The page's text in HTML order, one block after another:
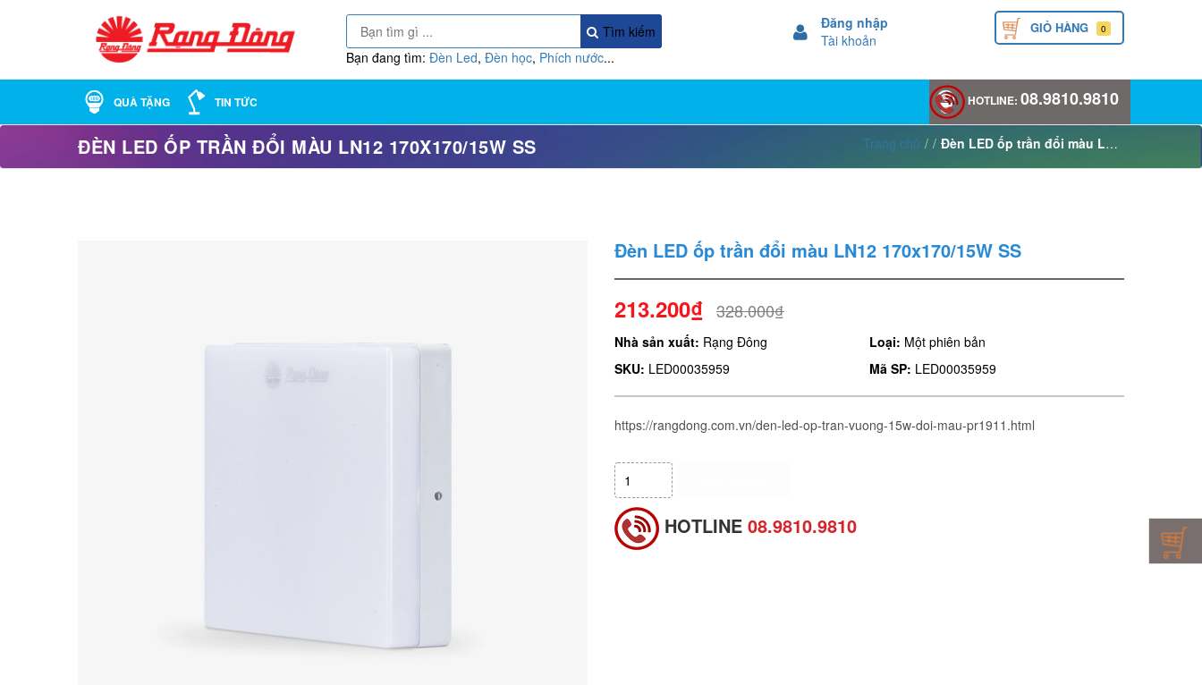
Tìm kiếm
Bạn đang tìm: Đèn Led, Đèn học, Phích nước...
Đăng nhập
Tài khoản
GIỎ HÀNG 0
QUÀ TẶNG TIN TỨC HOTLINE: 08.9810.9810
ĐÈN LED ỐP TRẦN ĐỔI MÀU LN12 170X170/15W SS Trang chủ / / Đèn LED ốp trần đổi màu LN12 170x170/15W SS
Đèn LED ốp trần đổi màu LN12 170x170/15W SS
213.200₫ 328.000₫
Nhà sản xuất: Rạng Đông Loại: Một phiên bản
SKU: LED00035959 Mã SP: LED00035959
https://rangdong.com.vn/den-led-op-tran-vuong-15w-doi-mau-pr1911.html
HOTLINE 08.9810.9810